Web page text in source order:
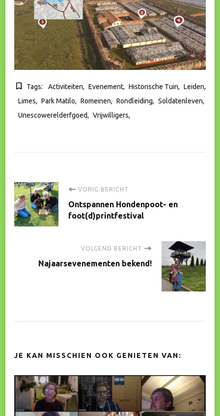
Tags: Activiteiten Evenement Historische Tuin
Leiden
Limes
Park Matilo Romeinen Rondleiding
Soldatenleven
Unescowerelderfgoed
Vrijwilligers
Bericht
navigatie
VORIG BERICHT
Ontspannen Hondenpoot- en
foot(d)printfestival
VOLGEND BERICHT
Najaarsevenementen bekend!
JE KAN MISSCHIEN OOK GENIETEN VAN: